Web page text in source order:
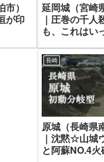
延岡城（宮崎
｜圧巻の千人
も、これはい
）
が印
長崎
原城（長崎県
｜沈黙☆山城
と阿蘇NO.4